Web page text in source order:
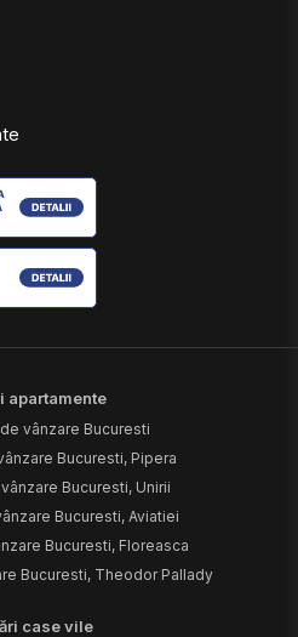
apartamente
vânzare Bucuresti
Bucuresti, Pipera
Bucuresti, Unirii
Bucuresti, Aviatiei
Bucuresti, Floreasca
Bucuresti, Theodor Pallady
case vile